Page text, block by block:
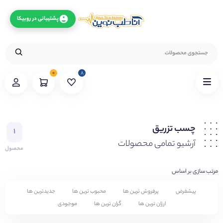
۰ ۸
چسب تزریق
آرشیو تمامی محصولات
۱
محصول
مرتب سازی بر اساس
پیشفرض پرفروش ترین ها محبوب ترین ها
جدیدترین ها
ارزان ترین ها
گران ترین ها موجودی
پشتیبانی در روبیکا